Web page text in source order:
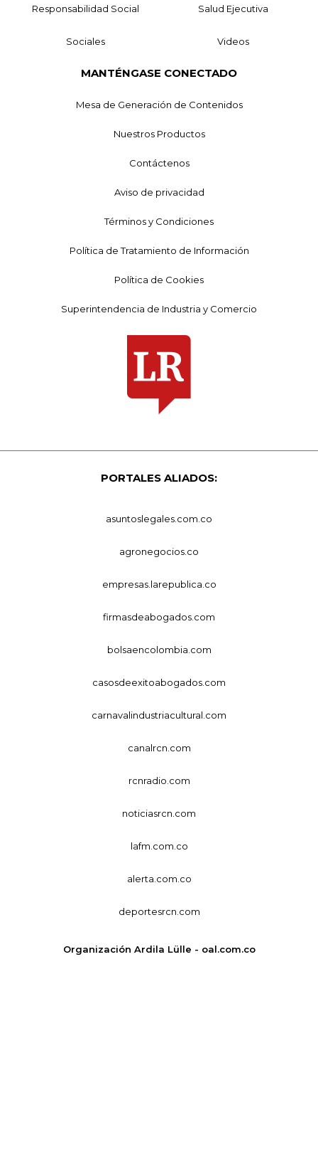
Responsabilidad Social Salud Ejecutiva
Sociales Videos
MANTÉNGASE CONECTADO
Mesa de Generación de Contenidos
Nuestros Productos
Contáctenos
Aviso de privacidad
Términos y Condiciones
Política de Tratamiento de Información
Política de Cookies
Superintendencia de Industria y Comercio
PORTALES ALIADOS:
asuntoslegales.com.co
agronegocios.co
empresas.larepublica.co
firmasdeabogados.com
bolsaencolombia.com
casosdeexitoabogados.com
carnavalindustriacultural.com
canalrcn.com
rcnradio.com
noticiasrcn.com
lafm.com.co
alerta.com.co
deportesrcn.com
Organización Ardila Lülle - oal.com.co